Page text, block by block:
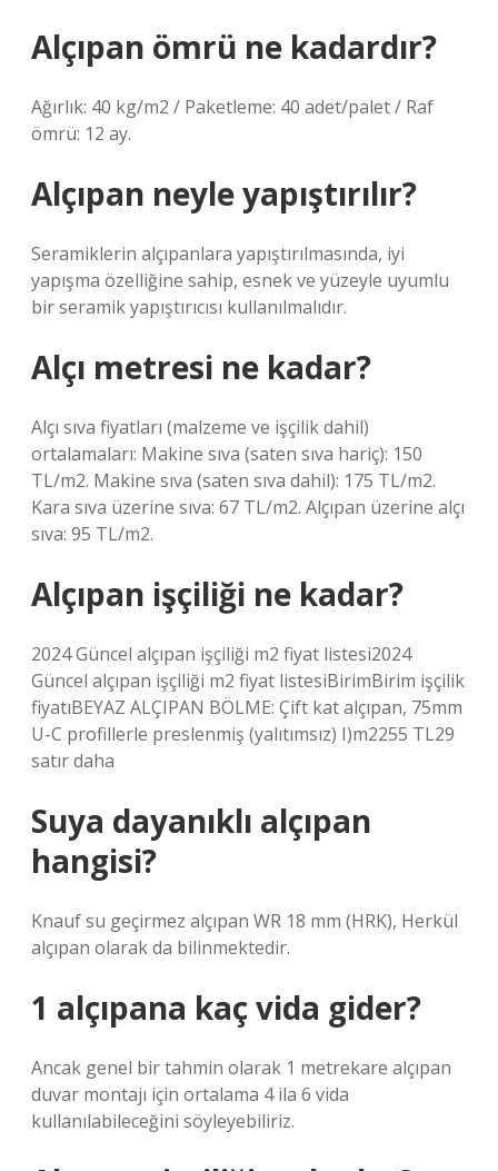
Alçıpan ömrü ne kadardır?
Ağırlık: 40 kg/m2 / Paketleme: 40 adet/palet / Raf
ömrü: 12 ay.
Alçıpan neyle yapıştırılır?
Seramiklerin alçıpanlara yapıştırılmasında, iyi
yapışma özelliğine sahip, esnek ve yüzeyle uyumlu
bir seramik yapıştırıcısı kullanılmalıdır.
Alçı metresi ne kadar?
Alçı sıva fiyatları (malzeme ve işçilik dahil)
ortalamaları: Makine sıva (saten sıva hariç): 150
TL/m2. Makine sıva (saten sıva dahil): 175 TL/m2.
Kara sıva üzerine sıva: 67 TL/m2. Alçıpan üzerine alçı
sıva: 95 TL/m2.
Alçıpan işçiliği ne kadar?
2024 Güncel alçıpan işçiliği m2 fiyat listesi2024
Güncel alçıpan işçiliği m2 fiyat listesiBirimBirim işçilik
fiyatıBEYAZ ALÇIPAN BÖLME: Çift kat alçıpan, 75mm
U-C profillerle preslenmiş (yalıtımsız) I)m2255 TL29
satır daha
Suya dayanıklı alçıpan
hangisi?
Knauf su geçirmez alçıpan WR 18 mm (HRK), Herkül
alçıpan olarak da bilinmektedir.
1 alçıpana kaç vida gider?
Ancak genel bir tahmin olarak 1 metrekare alçıpan
duvar montajı için ortalama 4 ila 6 vida
kullanılabileceğini söyleyebiliriz.